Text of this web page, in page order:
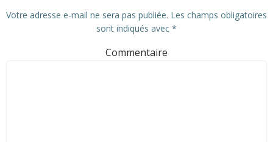
Votre adresse e-mail ne sera pas publiée. Les champs obligatoires
sont indiqués avec *
Commentaire